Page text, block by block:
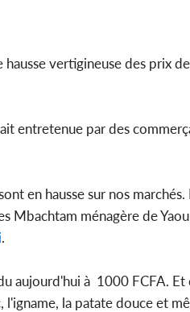
vertigineuse des prix
entretenue par des
en hausse sur nos
Mbachtam ménagère de
.
aujourd'hui à 1000 FCFA.
la patate douce et